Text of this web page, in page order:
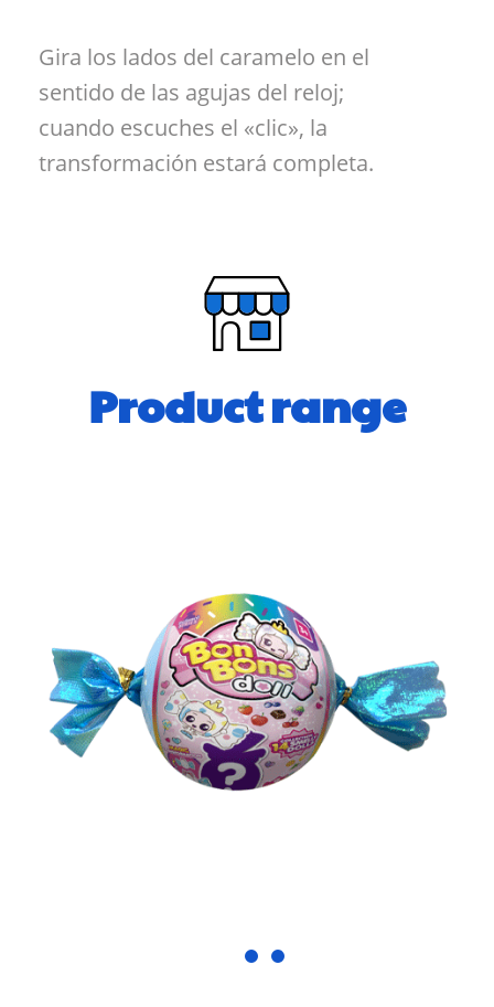
Gira los lados del caramelo en el
sentido de las agujas del reloj;
cuando escuches el «clic», la
transformación estará completa.
Product range